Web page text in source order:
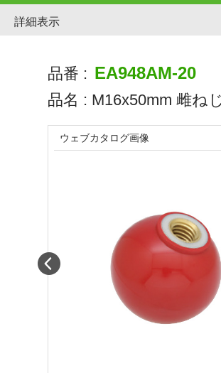
詳細表示
品番 : EA948AM-20
品名 : M16x50mm 雌ね
ウェブカタログ画像